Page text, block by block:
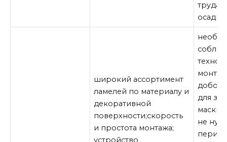
труда
широкий ассортимент
ламелей по материалу и
декоративной
поверхности;скорость
и простота монтажа;
устройство
для
не